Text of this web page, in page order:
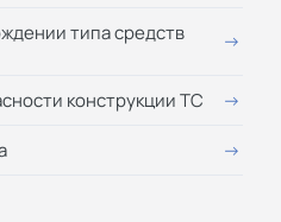
типа средств
конструкции ТС